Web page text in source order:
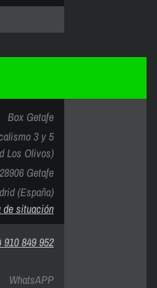
Box Getafe
3 y 5
Los Olivos)
28906 Getafe
(España)
de situación
910 849 952
WhatsAPP